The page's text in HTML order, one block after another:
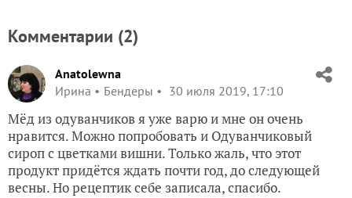
Комментарии (2)
Anatolewna
Ирина
Бендеры 30 июля 2019, 17:10
Мёд из одуванчиков я уже варю и мне он очень
нравится. Можно попробовать и Одуванчиковый
сироп с цветками вишни. Только жаль, что этот
продукт придётся ждать почти год, до следующей
весны. Но рецептик себе записала, спасибо.